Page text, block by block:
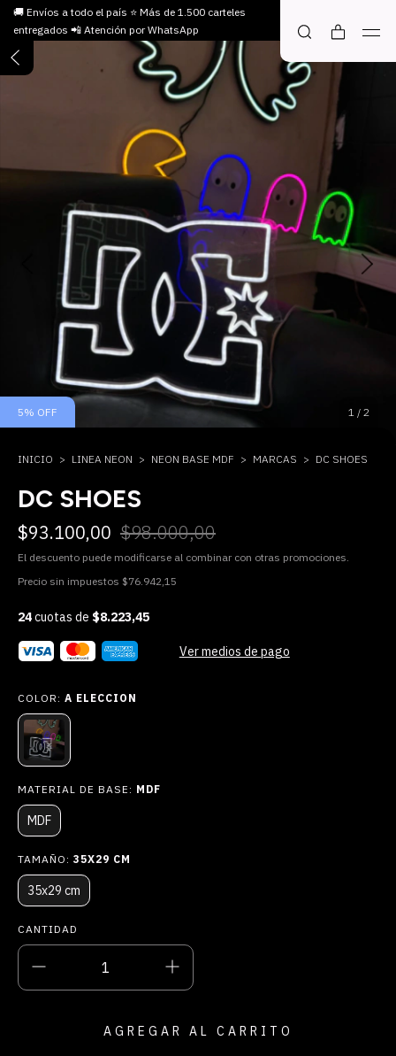
🚚 Envíos a todo el país ⭐ Más de 1.500 carteles
entregados 📲 Atención por WhatsApp
5% OFF 1 / 2
INICIO > LINEA NEON > NEON BASE MDF > MARCAS > DC SHOES
DC SHOES
$93.100,00 $98.000,00
El descuento puede modificarse al combinar con otras promociones.
Precio sin impuestos $76.942,15
24cuotas de $8.223,45
Ver medios de pago
COLOR: A ELECCION
MATERIAL DE BASE: MDF
MDF
TAMAÑO: 35X29 CM
35x29 cm
CANTIDAD